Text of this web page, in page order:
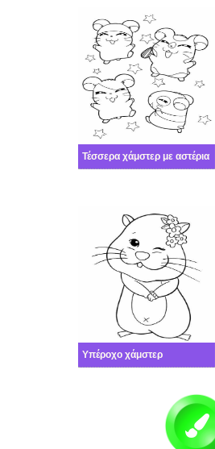
Τέσσερα χάμστερ με αστέρια
Υπέροχο χάμστερ